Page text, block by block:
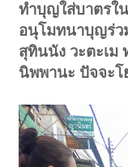
ทำบุญใส่บาตรใ
อนุโมทนาบุญร่ว
สุทินนัง วะตะเม
นิพพานะ ปัจจะโ